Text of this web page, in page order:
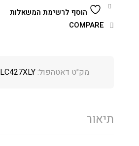
הוסף לרשימת המשאלות
COMPARE
מק״ט דאטהפול: LC427XLY
תיאור